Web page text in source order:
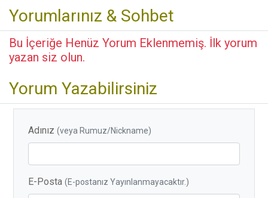
Yorumlarınız & Sohbet
Bu İçeriğe Henüz Yorum Eklenmemiş. İlk yorum
yazan siz olun.
Yorum Yazabilirsiniz
Adınız(veya Rumuz/Nickname)
E-Posta(E-postanız Yayınlanmayacaktır.)